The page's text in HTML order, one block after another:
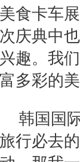
美食卡车
次庆典中
兴趣。我
富多彩的
韩国国
旅行必去